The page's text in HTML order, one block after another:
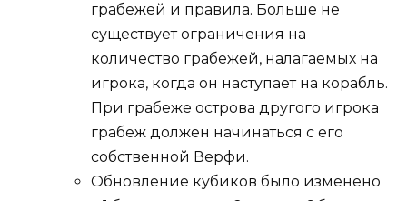
грабежей и правила. Больше не
существует ограничения на
количество грабежей, налагаемых на
игрока, когда он наступает на корабль.
При грабеже острова другого игрока
грабеж должен начинаться с его
собственной Верфи.
Обновление кубиков было изменено